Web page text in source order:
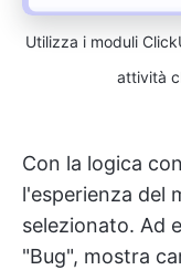
Utilizza i moduli
attività
Con la logica
l'esperienza del
selezionato. Ad
"Bug", mostra